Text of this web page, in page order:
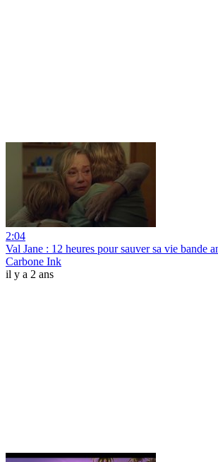
2:04
Val Jane : 12 heures pour sauver sa vie bande
Carbone Ink
il y a 2 ans